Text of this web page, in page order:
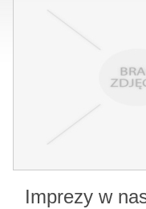
Imprezy w